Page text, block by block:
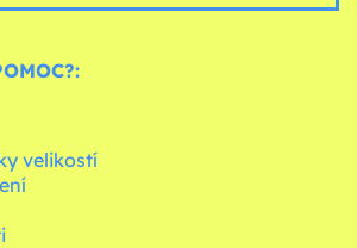
velikostí